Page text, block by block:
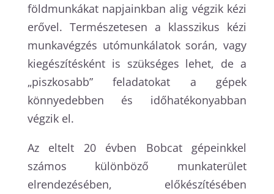
földmunkákat napjainkban alig végzik kézi
erővel. Természetesen a klasszikus kézi
munkavégzés utómunkálatok során, vagy
kiegészítésként is szükséges lehet, de a
„piszkosabb” feladatokat a gépek
könnyedebben és időhatékonyabban
végzik el.
Az eltelt 20 évben Bobcat gépeinkkel
számos különböző munkaterület
elrendezésében, előkészítésében